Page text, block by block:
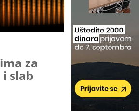
za
slab